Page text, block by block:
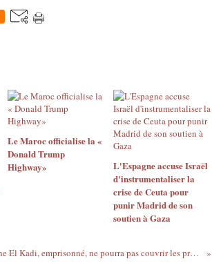
Le Maroc officialise la «
Donald Trump
Highway»
L'Espagne accuse Israël
d'instrumentaliser la
crise de Ceuta pour
punir Madrid de son
soutien à Gaza
Ihsane El Kadi, emprisonné, ne pourra pas couvrir les présidentielles algériennes de 2024